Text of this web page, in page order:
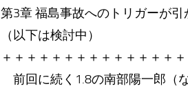
第3章 福島事故へのトリガーが引
（以下は検討中）
＋＋＋＋＋＋＋＋＋＋＋＋＋＋
前回に続く1.8の南部陽一郎（